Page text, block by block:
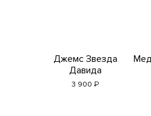
Джемс Звезда
Давида
3 900 ₽
Медальон Звезда